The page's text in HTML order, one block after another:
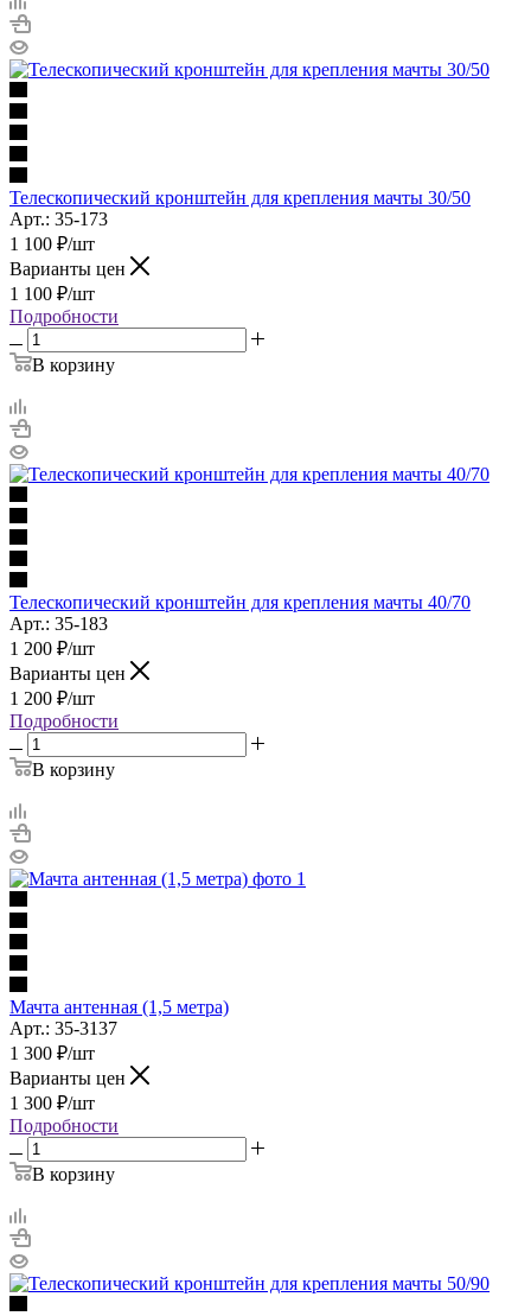
Телескопический кронштейн для крепления мачты 30/50
Арт.: 35-173
1 100 ₽/шт
Варианты цен
1 100 ₽/шт
Подробности
В корзину
Телескопический кронштейн для крепления мачты 40/70
Арт.: 35-183
1 200 ₽/шт
Варианты цен
1 200 ₽/шт
Подробности
В корзину
Мачта антенная (1,5 метра)
Арт.: 35-3137
1 300 ₽/шт
Варианты цен
1 300 ₽/шт
Подробности
В корзину